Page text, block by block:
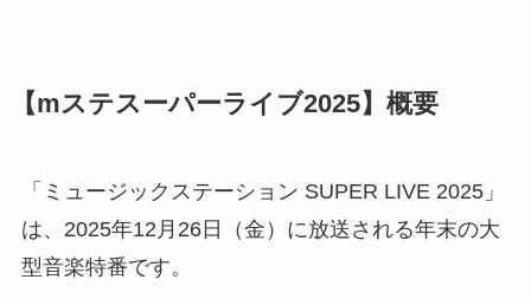
【mステスーパーライブ2025】概要
「ミュージックステーション SUPER LIVE 2025」
は、2025年12月26日（金）に放送される年末の大
型音楽特番です。